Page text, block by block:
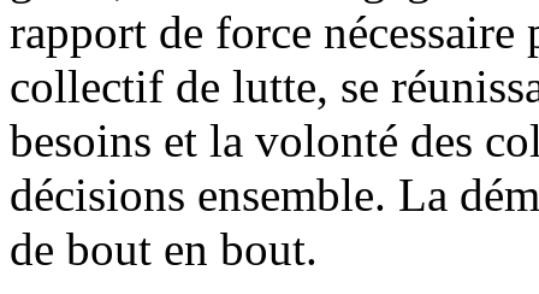
rapport de force
collectif de lutte, se
besoins et la volonté des
décisions ensemble. La
de bout en bout.